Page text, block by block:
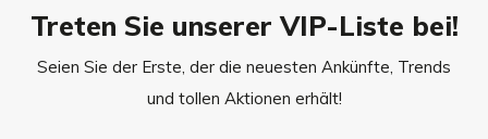
Nicht bügeln
Feinwaschgang - maximale Wassertemperatur 30 °C oder
chemische Reinigung
Treten Sie unserer VIP-Liste bei!
Seien Sie der Erste, der die neuesten Ankünfte, Trends
und tollen Aktionen erhält!